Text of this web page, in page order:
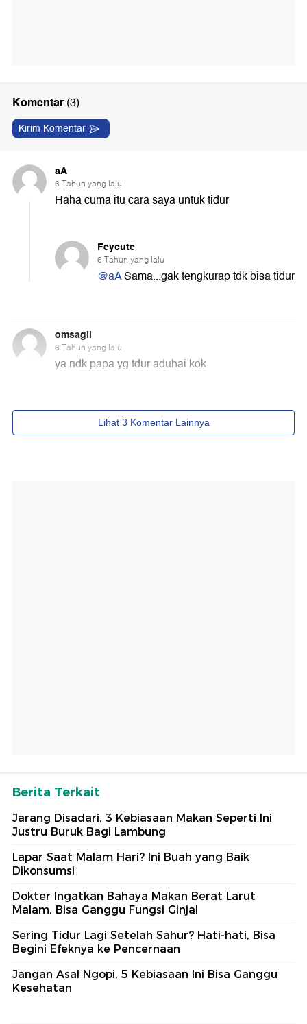
Berita Terkait
Jarang Disadari, 3 Kebiasaan Makan Seperti Ini
Justru Buruk Bagi Lambung
Lapar Saat Malam Hari? Ini Buah yang Baik
Dikonsumsi
Dokter Ingatkan Bahaya Makan Berat Larut
Malam, Bisa Ganggu Fungsi Ginjal
Sering Tidur Lagi Setelah Sahur? Hati-hati, Bisa
Begini Efeknya ke Pencernaan
Jangan Asal Ngopi, 5 Kebiasaan Ini Bisa Ganggu
Kesehatan